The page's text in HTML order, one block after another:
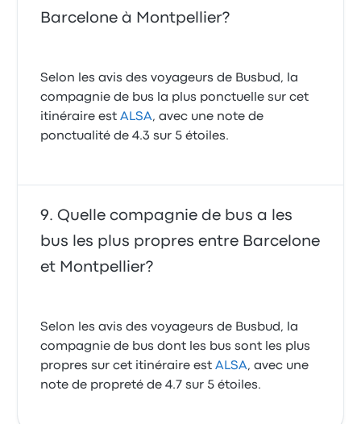
Barcelone à Montpellier?
Selon les avis des voyageurs de Busbud, la
compagnie de bus la plus ponctuelle sur cet
itinéraire estALSA, avec une note de
ponctualité de 4.3 sur 5 étoiles.
Quelle compagnie de bus a les
bus les plus propres entre Barcelone
et Montpellier?
Selon les avis des voyageurs de Busbud, la
compagnie de bus dont les bus sont les plus
propres sur cet itinéraire estALSA, avec une
note de propreté de 4.7 sur 5 étoiles.